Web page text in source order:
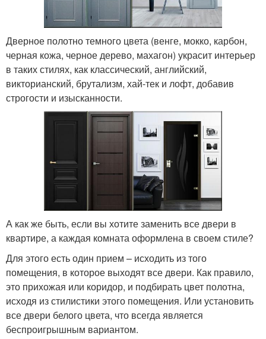
Дверное полотно темного цвета (венге, мокко, карбон,
черная кожа, черное дерево, махагон) украсит интерьер
в таких стилях, как классический, английский,
викторианский, брутализм, хай-тек и лофт, добавив
строгости и изысканности.
А как же быть, если вы хотите заменить все двери в
квартире, а каждая комната оформлена в своем стиле?
Для этого есть один прием – исходить из того
помещения, в которое выходят все двери. Как правило,
это прихожая или коридор, и подбирать цвет полотна,
исходя из стилистики этого помещения. Или установить
все двери белого цвета, что всегда является
беспроигрышным вариантом.